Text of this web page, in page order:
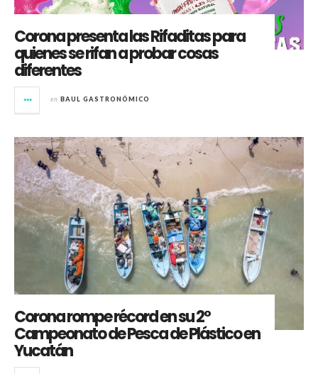
Corona presenta las Rifaditas para
quienes se rifan a probar cosas
diferentes
en BAUL GASTRONÓMICO
Corona rompe récord en su 2°
Campeonato de Pesca de Plástico en
Yucatán